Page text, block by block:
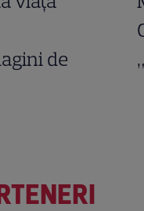
de